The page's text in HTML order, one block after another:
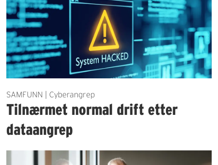
SAMFUNN | Cyberangrep
Tilnærmet normal drift etter
dataangrep